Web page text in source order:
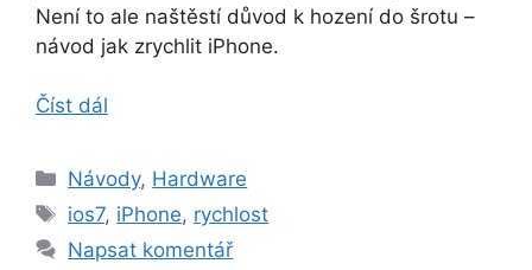
Není to ale naštěstí důvod k hození do šrotu –
návod jak zrychlit iPhone.
Číst dál
Rubriky
Návody, Hardware
Štítky
ios7, iPhone, rychlost
Napsat komentář